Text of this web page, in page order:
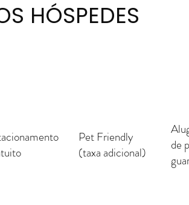
HÓSPEDES
Pet Friendly
(taxa adicional)
de